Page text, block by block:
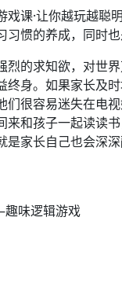
戏课·让你越玩越
惯的养成，同时
烈的求知欲，对世
终身。如果家长及
们很容易迷失在电
来和孩子一起读读
家长自己也会深
味逻辑游戏